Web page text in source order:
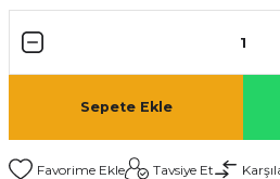
Sepete Ekle
Tavsiye Et